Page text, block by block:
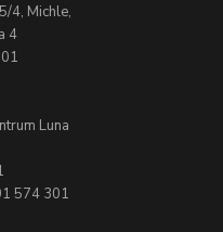
4, Michle,
4
Luna
574 301